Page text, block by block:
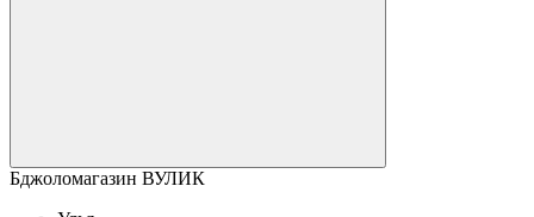
Бджоломагазин ВУЛИК